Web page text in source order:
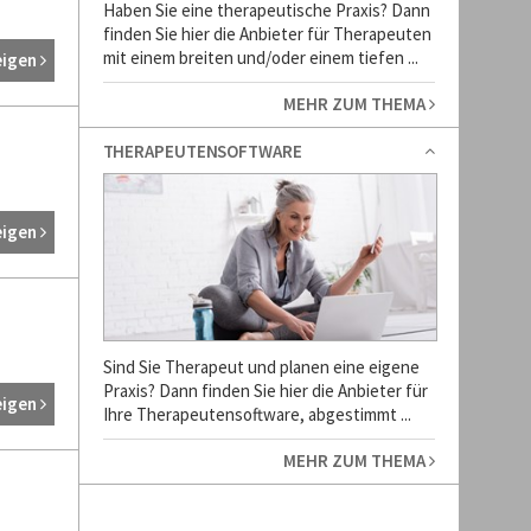
Haben Sie eine therapeutische Praxis? Dann
finden Sie hier die Anbieter für Therapeuten
mit einem breiten und/oder einem tiefen ...
MEHR ZUM THEMA
THERAPEUTENSOFTWARE
Sind Sie Therapeut und planen eine eigene
Praxis? Dann finden Sie hier die Anbieter für
Ihre Therapeutensoftware, abgestimmt ...
MEHR ZUM THEMA